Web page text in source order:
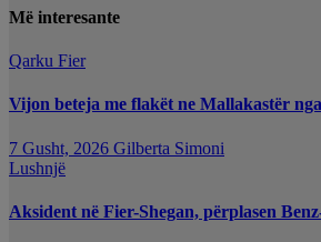
Më interesante
Qarku Fier
Vijon beteja me flakët ne Mallakastër
7 Gusht, 2026 Gilberta Simoni
Lushnjë
Aksident në Fier-Shegan, përplasen